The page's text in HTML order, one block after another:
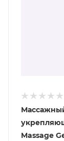
Massage